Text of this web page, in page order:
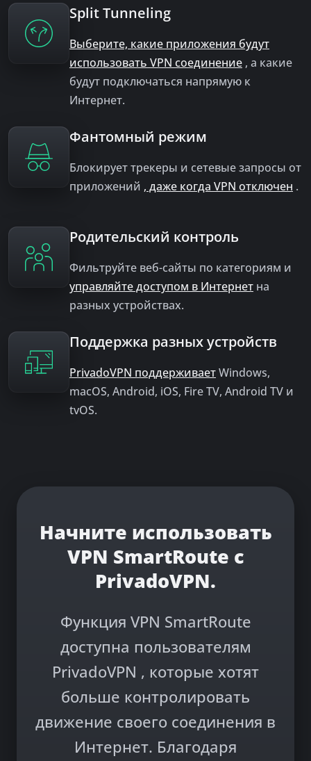
Split Tunneling
Выберите, какие приложения будут
использовать VPN соединение , а какие
будут подключаться напрямую к
Интернет.
Фантомный режим
Блокирует трекеры и сетевые запросы от
приложений , даже когда VPN отключен .
Родительский контроль
Фильтруйте веб-сайты по категориям и
управляйте доступом в Интернет на
разных устройствах.
Поддержка разных устройств
PrivadoVPN поддерживаетWindows,
macOS, Android, iOS, Fire TV, Android TV и
tvOS.
Начните использовать
VPN SmartRoute с
PrivadoVPN.
Функция VPN SmartRoute
доступна пользователям
PrivadoVPN , которые хотят
больше контролировать
движение своего соединения в
Интернет. Благодаря